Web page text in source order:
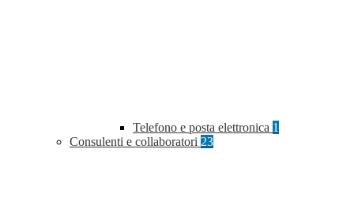
Telefono e posta elettronica 1
Consulenti e collaboratori 23